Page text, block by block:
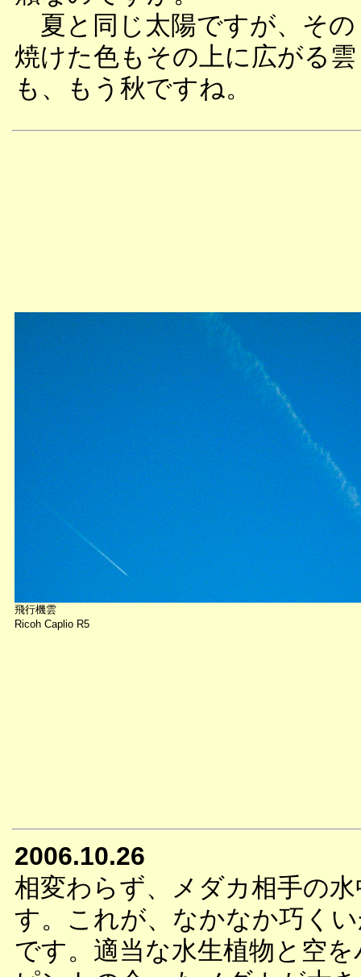
夏と同じ太陽ですが、その
焼けた色もその上に広がる雲
も、もう秋ですね。
飛行機雲
Ricoh Caplio R5
2006.10.26
相変わらず、メダカ相手の
す。これが、なかなか巧く
です。適当な水生植物と空